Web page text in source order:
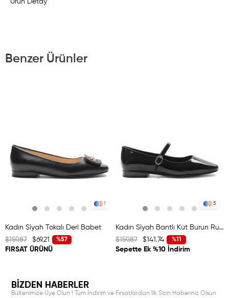
Ürün Detay
Benzer Ürünler
1
Kadın Siyah Tokalı Deri Babet
%57
$69.21
$159.87
FIRSAT ÜRÜNÜ
5
Kadın Siyah Bantlı Küt Burun Rugan Deri Babet
%11
$141.74
$159.87
Sepette Ek %10 İndirim
BİZDEN HABERLER
Bültenimize Üye Olun ! Tüm İndirim ve Fırsatlardan İlk Sizin Haberiniz Olsun